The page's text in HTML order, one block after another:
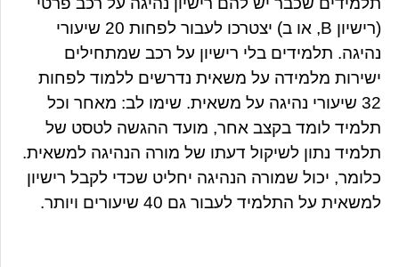
(רישיון B, או ב) יצטרכו לעבור לפחות 20 שיעורי
נהיגה. תלמידים בלי רישיון על רכב שמתחילים
ישירות מלמידה על משאית נדרשים ללמוד לפחות
32 שיעורי נהיגה על משאית. שימו לב: מאחר וכל
תלמיד לומד בקצב אחר, מועד ההגשה לטסט של
תלמיד נתון לשיקול דעתו של מורה הנהיגה למשאית.
כלומר, יכול שמורה הנהיגה יחליט שכדי לקבל רישיון
למשאית על התלמיד לעבור גם 40 שיעורים ויותר.